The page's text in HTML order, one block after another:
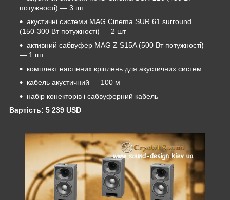
потужності) ― 3 шт
акустичні системи MAG Cinema SUR 61 surround
(150-300 Вт потужності) ― 2 шт
активний сабвуфер MAG Z S15A (500 Вт потужності)
― 1 шт
комплект настінних кріплень для акустичних систем
кабель акустичний ― 100 м
набір конекторів і сабвуферний кабель
Вартість: 5 239 USD